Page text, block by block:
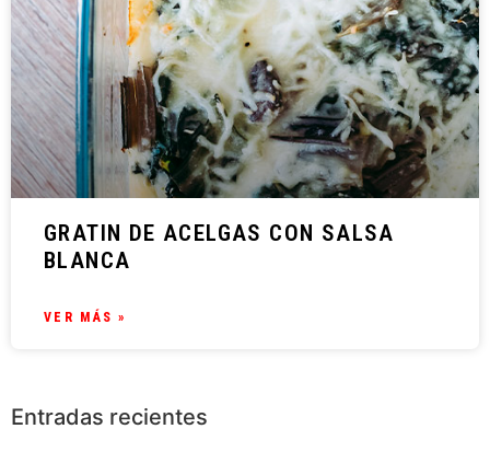
GRATIN DE ACELGAS CON SALSA
BLANCA
VER MÁS »
Entradas recientes